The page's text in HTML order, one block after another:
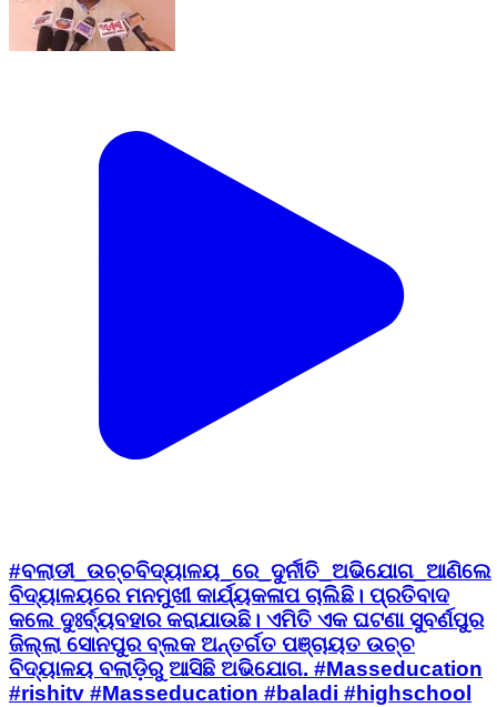
#ବଲାଡୀ_ଉଚ୍ଚବିଦ୍ୟାଳୟ_ରେ_ଦୁର୍ନୀତି_ଅଭିଯୋଗ_ଆଣିଲେ
ବିଦ୍ୟାଳୟରେ ମନମୁଖୀ କାର୍ଯ୍ୟକଳାପ ଚାଲିଛି। ପ୍ରତିବାଦ
କଲେ ଦୁଃର୍ବ୍ୟବହାର କରାଯାଉଛି। ଏମିତି ଏକ ଘଟଣା ସୁବର୍ଣପୁର
ଜିଲ୍ଲା ସୋନପୁର ବ୍ଲକ ଅନ୍ତର୍ଗତ ପଞ୍ଚାୟତ ଉଚ୍ଚ
ବିଦ୍ୟାଳୟ ବଲାଡ଼ିରୁ ଆସିଛି ଅଭିଯୋଗ. #Masseducation
#rishitv #Masseducation #baladi #highschool